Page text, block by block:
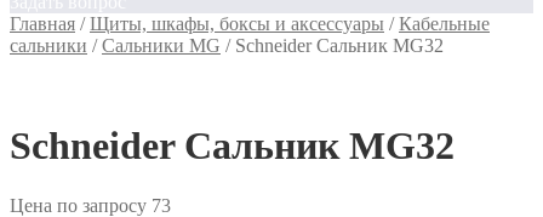
Главная /Щиты, шкафы, боксы и аксессуары /Кабельные
сальники /Сальники MG / Schneider Сальник MG32
Schneider Сальник MG32
Цена по запросу 73